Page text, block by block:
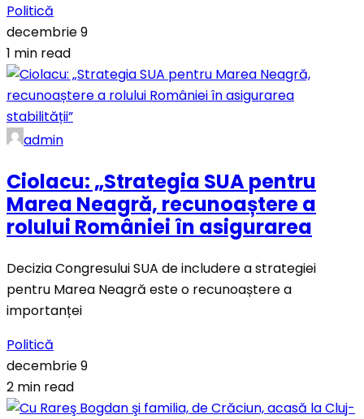
Politică
decembrie 9
1 min read
admin
Ciolacu: „Strategia SUA pentru
Marea Neagră, recunoaștere a
rolului României în asigurarea
Decizia Congresului SUA de includere a strategiei
pentru Marea Neagră este o recunoaștere a
importanței
Politică
decembrie 9
2 min read